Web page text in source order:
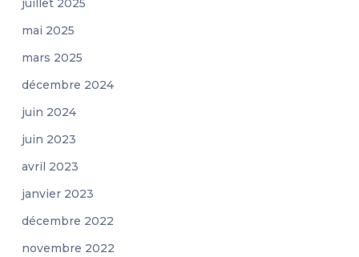
juillet 2025
mai 2025
mars 2025
décembre 2024
juin 2024
juin 2023
avril 2023
janvier 2023
décembre 2022
novembre 2022